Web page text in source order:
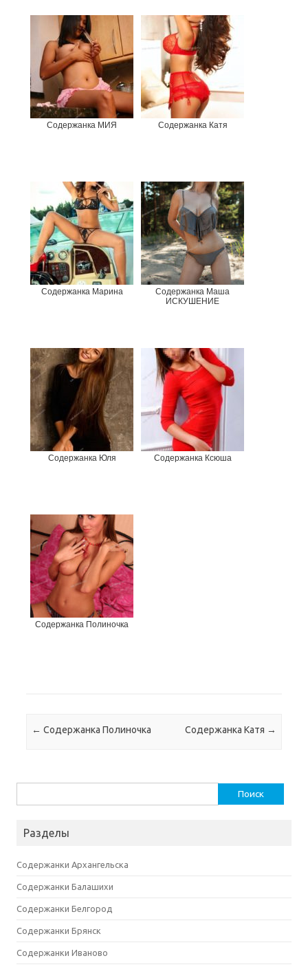
Содержанка МИЯ Содержанка Катя
Содержанка Марина
Содержанка Маша
ИСКУШЕНИЕ
Содержанка Юля Содержанка Ксюша
Содержанка Полиночка
Навигация по записям
← Содержанка Полиночка Содержанка Катя →
Разделы
Содержанки Архангельска
Содержанки Балашихи
Содержанки Белгород
Содержанки Брянск
Содержанки Иваново